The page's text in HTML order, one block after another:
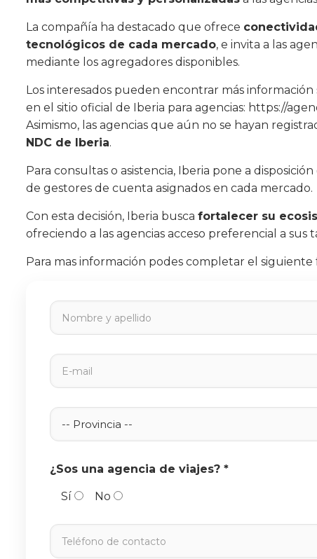
La compañía ha destacado que ofrece
tecnológicos de cada mercado, e invita a las
mediante los agregadores disponibles.
Los interesados pueden encontrar más
en el sitio oficial de Iberia para agencias: https://
Asimismo, las agencias que aún no se hayan
NDC de Iberia.
Para consultas o asistencia, Iberia pone a
de gestores de cuenta asignados en cada mercado.
Con esta decisión, Iberia busca fortalecer su
ofreciendo a las agencias acceso preferencial a sus
Para mas información podes completar el
¿Sos una agencia de viajes? *
Sí No